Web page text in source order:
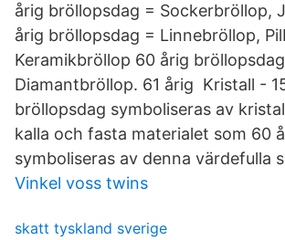
årig bröllopsdag = Sockerbröllop,
årig bröllopsdag = Linnebröllop,
Keramikbröllop 60 årig
Diamantbröllop. 61 årig Kristall -
bröllopsdag symboliseras av
kalla och fasta materialet som 60
symboliseras av denna värdefulla
Vinkel voss twins
skatt tyskland sverige